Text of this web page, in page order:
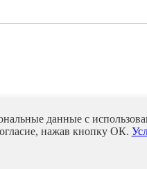
данные с
нажав кнопку ОК.